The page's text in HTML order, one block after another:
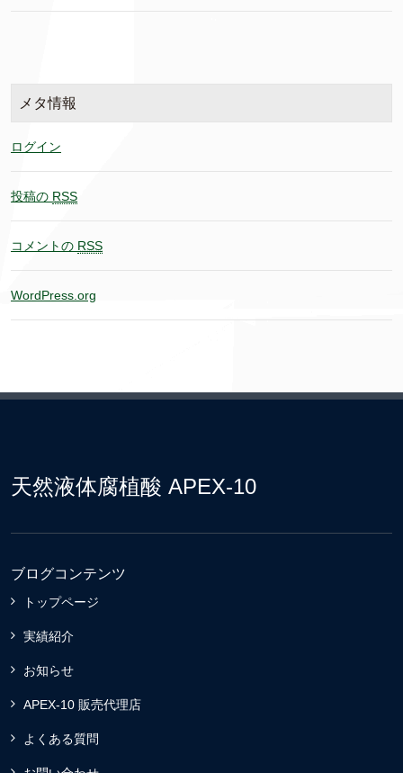
メタ情報
ログイン
投稿の RSS
コメントの RSS
WordPress.org
天然液体腐植酸 APEX-10
ブログコンテンツ
トップページ
実績紹介
お知らせ
APEX-10 販売代理店
よくある質問